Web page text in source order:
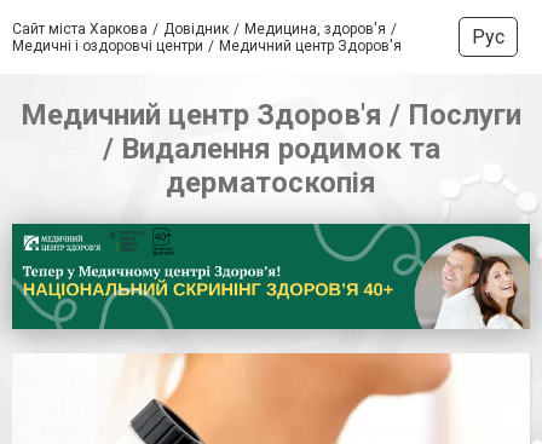
Сайт міста Харкова Довідник
Медицина, здоров'я
Медичні і оздоровчі центри
Медичний центр Здоров'я Рус
Медичний центр Здоров'я / Послуги
/ Видалення родимок та
дерматоскопія